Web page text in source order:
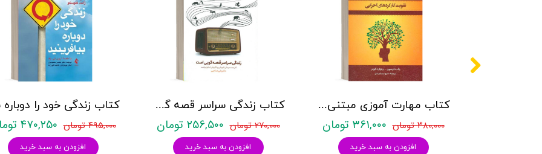
۴۹۵,۰۰۰ تومان ۴۷۰,۲۵۰ تومان
افزودن به سبد خرید
کتاب زندگی سراسر قصه گویی است - نشر اسبار
۲۷۰,۰۰۰ تومان ۲۵۶,۵۰۰ تومان
افزودن به سبد خرید
کتاب مهارت آموزی مبتنی بر مغز - تقویت کارکردهای اجرایی - نشر اسبار
۳۸۰,۰۰۰ تومان ۳۶۱,۰۰۰ تومان
افزودن به سبد خرید